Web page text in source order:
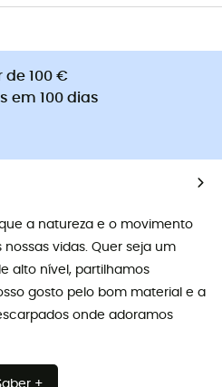
de 100 €
em 100 dias
a natureza e o movimento
vidas. Quer seja um
alto nível, partilhamos
gosto pelo bom material e a
onde adoramos